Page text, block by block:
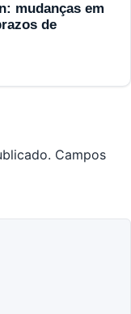
mudanças em
de
Campos